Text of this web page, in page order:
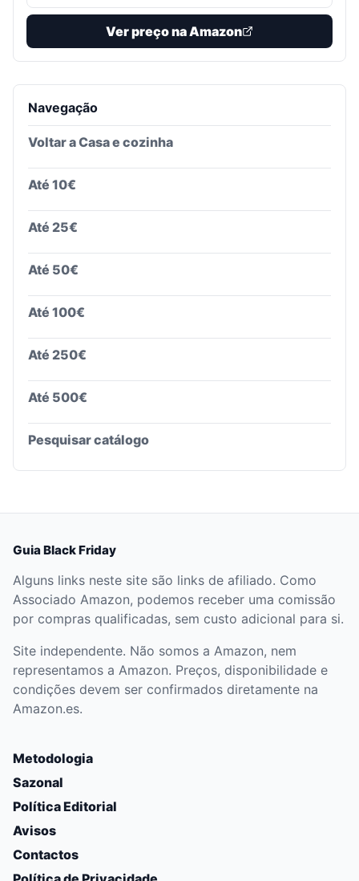
Ver preço na Amazon
Navegação
Voltar aCasa e cozinha
Até 10€
Até 25€
Até 50€
Até 100€
Até 250€
Até 500€
Pesquisar catálogo
Guia Black Friday
Alguns links neste site são links de afiliado. Como
Associado Amazon, podemos receber uma comissão
por compras qualificadas, sem custo adicional para si.
Site independente. Não somos a Amazon, nem
representamos a Amazon. Preços, disponibilidade e
condições devem ser confirmados diretamente na
Amazon.es.
Metodologia
Sazonal
Política Editorial
Avisos
Contactos